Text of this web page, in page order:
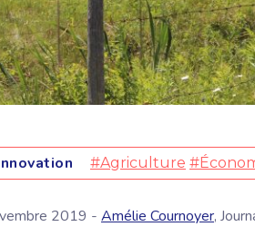
#Agriculture
2019 - Amélie Cournoyer,